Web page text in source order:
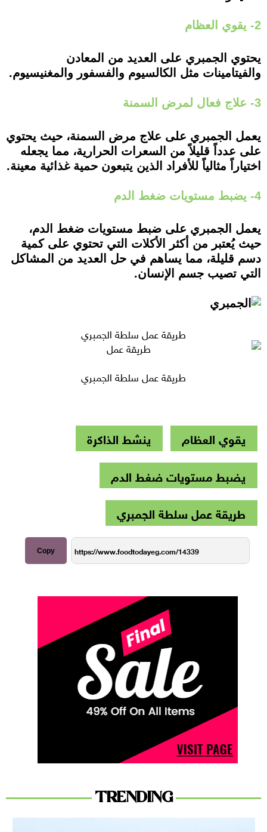
2- يقوي العظام
يحتوي الجمبري على العديد من المعادن
والفيتامينات مثل الكالسيوم والفسفور والمغنيسيوم.
3- علاج فعال لمرض السمنة
يعمل الجمبري على علاج مرض السمنة، حيث يحتوي
على عدداً قليلاً من السعرات الحرارية، مما يجعله
اختياراً مثالياً للأفراد الذين يتبعون حمية غذائية معينة.
4- يضبط مستويات ضغط الدم
يعمل الجمبري على ضبط مستويات ضغط الدم،
حيث يُعتبر من أكثر الأكلات التي تحتوي على كمية
دسم قليلة، مما يساهم في حل العديد من المشاكل
التي تصيب جسم الإنسان.
طريقة عمل سلطة الجمبري
طريقة عمل سلطة الجمبري
يقوي العظام
ينشط الذاكرة
يضبط مستويات ضغط الدم
طريقة عمل سلطة الجمبري
Copy
TRENDING